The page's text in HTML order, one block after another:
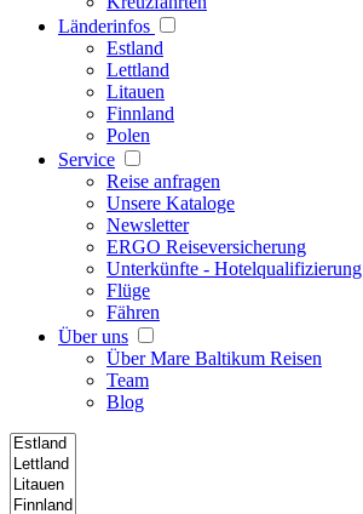
Länderinfos
Estland
Lettland
Litauen
Finnland
Polen
Service
Reise anfragen
Unsere Kataloge
Newsletter
ERGO Reiseversicherung
Unterkünfte - Hotelqualifizierung
Flüge
Fähren
Über uns
Über Mare Baltikum Reisen
Team
Blog